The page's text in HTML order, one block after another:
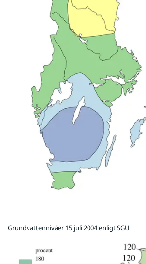
Grundvattennivåer 15 juli 2004 enligt SGU